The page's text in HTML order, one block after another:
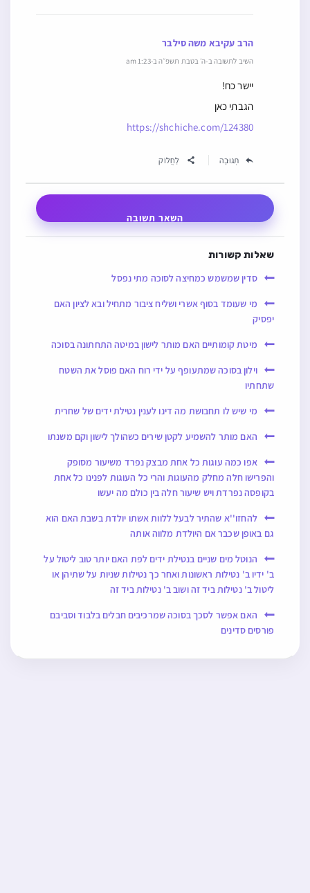
הרב עקיבא משה סילבר
השיב לתשובה ב-ה׳ בטבת תשפ״ה ב-1:23 am
יישר כח!
הגבתי כאן
https://shchiche.com/124380
תְגוּבָה לַחֲלוֹק
השאר תשובה
שאלות קשורות
סדין שמשמש כמחיצה לסוכה מתי נפסל
מי שעומד בסוף אשרי ושליח ציבור מתחיל ובא לציון האם
יפסיק
מיטת קומותיים האם מותר לישון במיטה התחתונה בסוכה
וילון בסוכה שמתעופף על ידי רוח האם פוסל את השטח
שתחתיו
מי שיש לו תחבושת מה דינו לענין נטילת ידים של שחרית
האם מותר להשמיע לקטן שירים כשהולך לישון וקם משנתו
אפו כמה עוגות כל אחת מבצק נפרד משיעור מסופק
והפרישו חלה מחלק מהעוגות והרי כל העוגות לפנינו כל אחת
בקופסה נפרדת ויש שיעור חלה בין כולם מה יעשו
להחזו''א שהתיר לבעל ללוות אשתו יולדת בשבת האם הוא
גם באופן שכבר אם היולדת מלווה אותה
הנוטל מים שניים בנטילת ידים לפת האם יותר טוב ליטול על
ב' ידיו ב' נטילות ראשונות ואחר כך נטילות שניות על שתיהן או
ליטול ב' נטילות ביד זה ושוב ב' נטילות ביד זה
האם אפשר לסכך בסוכה שמרכיבים חבלים בלבוד וסביבם
פורסים סדינים